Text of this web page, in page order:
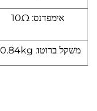
אימפדנס: 10Ω
משקל ברוטו: 20.84kg